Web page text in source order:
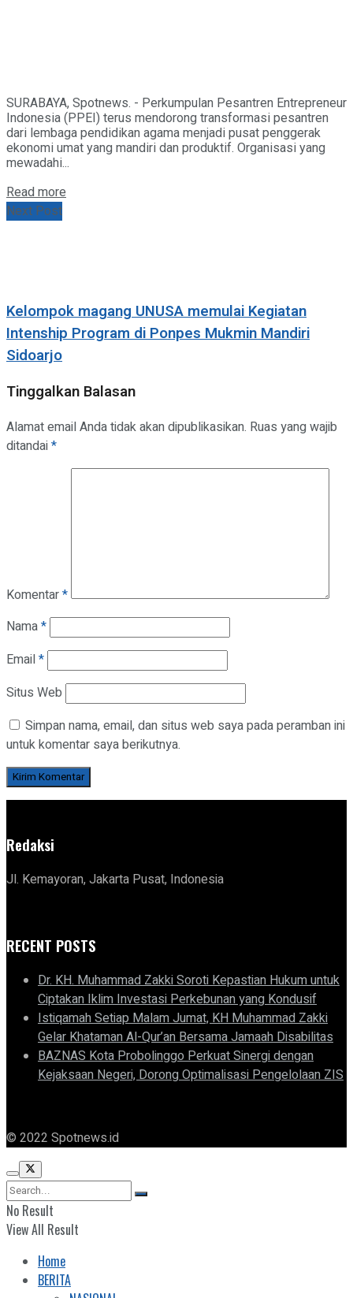
SURABAYA, Spotnews. - Perkumpulan Pesantren Entrepreneur
Indonesia (PPEI) terus mendorong transformasi pesantren
dari lembaga pendidikan agama menjadi pusat penggerak
ekonomi umat yang mandiri dan produktif. Organisasi yang
mewadahi...
Read more
Next Post
Kelompok magang UNUSA memulai Kegiatan
Intenship Program di Ponpes Mukmin Mandiri
Sidoarjo
Tinggalkan Balasan
Alamat email Anda tidak akan dipublikasikan. Ruas yang wajib
ditandai*
Komentar*
Nama*
Email*
Situs Web
Simpan nama, email, dan situs web saya pada peramban ini
untuk komentar saya berikutnya.
Redaksi
Jl. Kemayoran, Jakarta Pusat, Indonesia
RECENT POSTS
Dr. KH. Muhammad Zakki Soroti Kepastian Hukum untuk
Ciptakan Iklim Investasi Perkebunan yang Kondusif
Istiqamah Setiap Malam Jumat, KH Muhammad Zakki
Gelar Khataman Al-Qur’an Bersama Jamaah Disabilitas
BAZNAS Kota Probolinggo Perkuat Sinergi dengan
Kejaksaan Negeri, Dorong Optimalisasi Pengelolaan ZIS
© 2022 Spotnews.id
No Result
View All Result
Home
BERITA